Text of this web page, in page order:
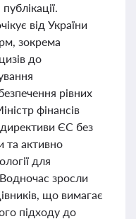
від України
зокрема
до
рівних
фінансів
ЄС без
та активно
для
зросли
що вимагає
підходу до